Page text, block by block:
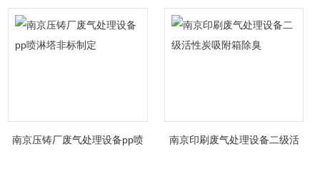
南京压铸厂废气处理设备pp喷
南京印刷废气处理设备二级活